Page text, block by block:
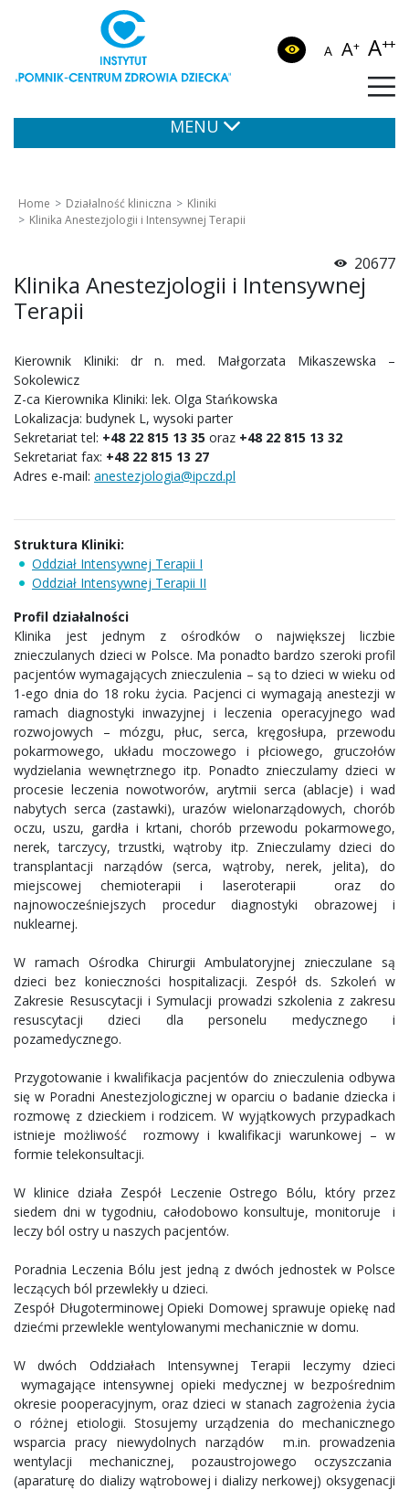
A A+ A++
MENU
Home Działalność kliniczna
Kliniki
Klinika Anestezjologii i Intensywnej Terapii
20677
Klinika Anestezjologii i Intensywnej
Terapii
Kierownik Kliniki: dr n. med. Małgorzata Mikaszewska –
Sokolewicz
Z-ca Kierownika Kliniki: lek. Olga Stańkowska
Lokalizacja: budynek L, wysoki parter
Sekretariat tel: +48 22 815 13 35 oraz +48 22 815 13 32
Sekretariat fax: +48 22 815 13 27
Adres e-mail: anestezjologia@ipczd.pl
Struktura Kliniki:
Oddział Intensywnej Terapii I
Oddział Intensywnej Terapii II
Profil działalności
Klinika jest jednym z ośrodków o największej liczbie
znieczulanych dzieci w Polsce. Ma ponadto bardzo szeroki profil
pacjentów wymagających znieczulenia – są to dzieci w wieku od
1-ego dnia do 18 roku życia. Pacjenci ci wymagają anestezji w
ramach diagnostyki inwazyjnej i leczenia operacyjnego wad
rozwojowych – mózgu, płuc, serca, kręgosłupa, przewodu
pokarmowego, układu moczowego i płciowego, gruczołów
wydzielania wewnętrznego itp. Ponadto znieczulamy dzieci w
procesie leczenia nowotworów, arytmii serca (ablacje) i wad
nabytych serca (zastawki), urazów wielonarządowych, chorób
oczu, uszu, gardła i krtani, chorób przewodu pokarmowego,
nerek, tarczycy, trzustki, wątroby itp. Znieczulamy dzieci do
transplantacji narządów (serca, wątroby, nerek, jelita), do
miejscowej chemioterapii i laseroterapii oraz do
najnowocześniejszych procedur diagnostyki obrazowej i
nuklearnej.
W ramach Ośrodka Chirurgii Ambulatoryjnej znieczulane są
dzieci bez konieczności hospitalizacji. Zespół ds. Szkoleń w
Zakresie Resuscytacji i Symulacji prowadzi szkolenia z zakresu
resuscytacji dzieci dla personelu medycznego i
pozamedycznego.
Przygotowanie i kwalifikacja pacjentów do znieczulenia odbywa
się w Poradni Anestezjologicznej w oparciu o badanie dziecka i
rozmowę z dzieckiem i rodzicem. W wyjątkowych przypadkach
istnieje możliwość rozmowy i kwalifikacji warunkowej – w
formie telekonsultacji.
W klinice działa Zespół Leczenie Ostrego Bólu, który przez
siedem dni w tygodniu, całodobowo konsultuje, monitoruje i
leczy ból ostry u naszych pacjentów.
Poradnia Leczenia Bólu jest jedną z dwóch jednostek w Polsce
leczących ból przewlekły u dzieci.
Zespół Długoterminowej Opieki Domowej sprawuje opiekę nad
dziećmi przewlekle wentylowanymi mechanicznie w domu.
W dwóch Oddziałach Intensywnej Terapii leczymy dzieci
wymagające intensywnej opieki medycznej w bezpośrednim
okresie pooperacyjnym, oraz dzieci w stanach zagrożenia życia
o różnej etiologii. Stosujemy urządzenia do mechanicznego
wsparcia pracy niewydolnych narządów m.in. prowadzenia
wentylacji mechanicznej, pozaustrojowego oczyszczania
(aparaturę do dializy wątrobowej i dializy nerkowej) oksygenacji